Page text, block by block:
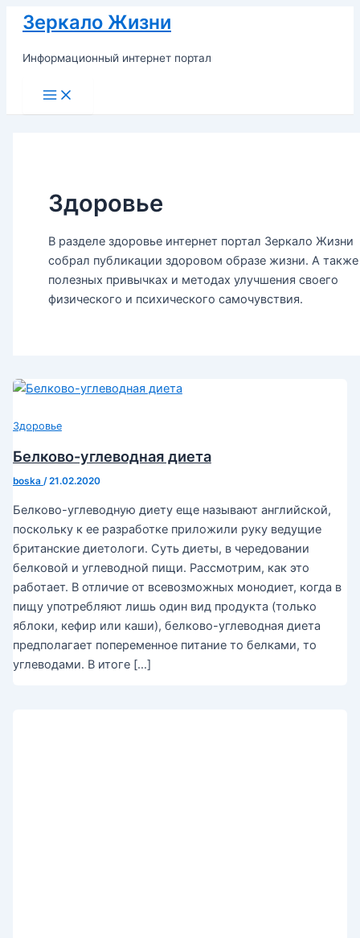
Перейти
содержимому
Зеркало Жизни
Информационный интернет портал
Main
Menu
Здоровье
В разделе здоровье интернет портал Зеркало Жизни
собрал публикации здоровом образе жизни. А
полезных привычках и методах улучшения своего
физического и психического самочувствия.
Здоровье
Белково-углеводная диета
boska /21.02.2020
Белково-углеводную диету еще называют английской,
поскольку к ее разработке приложили руку ведущие
британские диетологи. Суть диеты, в чередовании
белковой и углеводной пищи. Рассмотрим, как это
работает. В отличие от всевозможных монодиет, когда в
пищу употребляют лишь один вид продукта (только
яблоки, кефир или каши), белково-углеводная диета
предполагает попеременное питание то белками, то
углеводами. В итоге […]